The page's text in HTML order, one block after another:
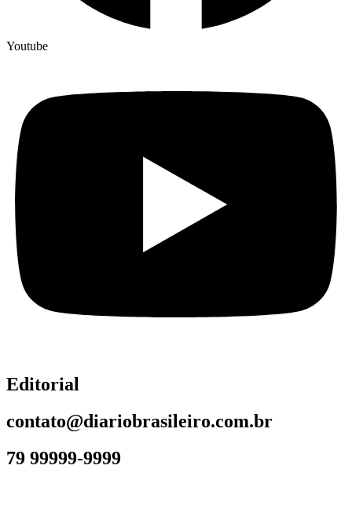
Youtube
Editorial
contato@diariobrasileiro.com.br
79 99999-9999